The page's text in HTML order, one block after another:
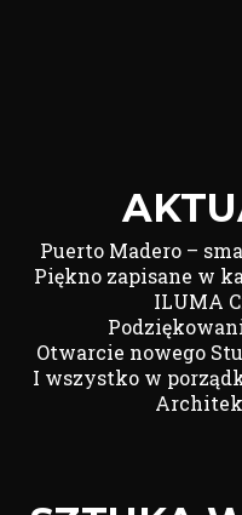
Puerto Madero –
Piękno zapisane w
ILUMA
Otwarcie nowego
I wszystko w